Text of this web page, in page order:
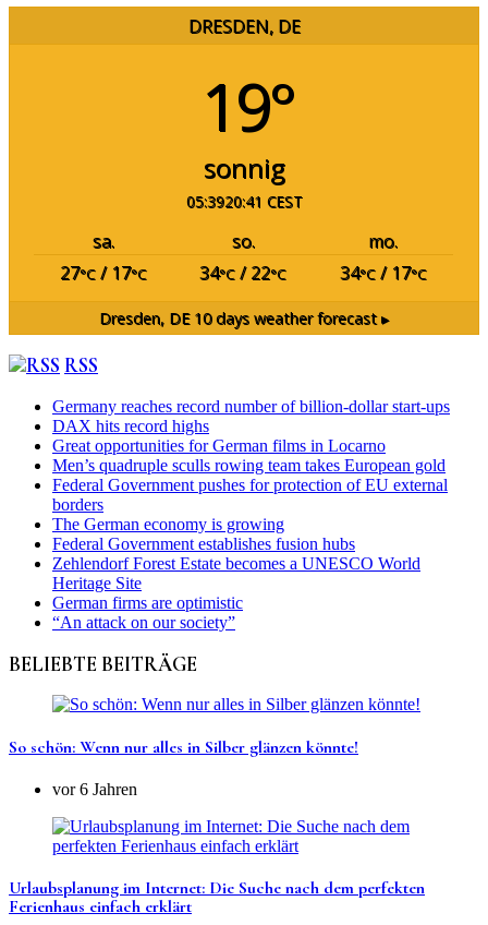
DRESDEN, DE
19°
sonnig
05:3920:41 CEST
sa. so.
mo.
27°C / 17°C 34°C / 22°C 34°C/ 17°C
Dresden, DE10 days weather forecast ▸
RSS
Germany reaches record number of billion-dollar start-ups
DAX hits record highs
Great opportunities for German films in Locarno
Men’s quadruple sculls rowing team takes European gold
Federal Government pushes for protection of EU external
borders
The German economy is growing
Federal Government establishes fusion hubs
Zehlendorf Forest Estate becomes a UNESCO World
Heritage Site
German firms are optimistic
“An attack on our society”
BELIEBTE BEITRÄGE
So schön: Wenn nur alles in Silber glänzen könnte!
vor 6 Jahren
Urlaubsplanung im Internet: Die Suche nach dem perfekten
Ferienhaus einfach erklärt